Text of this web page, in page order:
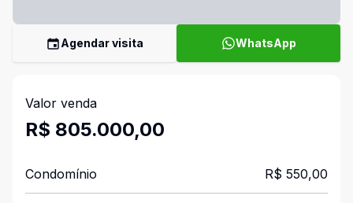
Agendar visita WhatsApp
Valor venda
R$ 805.000,00
Condomínio R$ 550,00